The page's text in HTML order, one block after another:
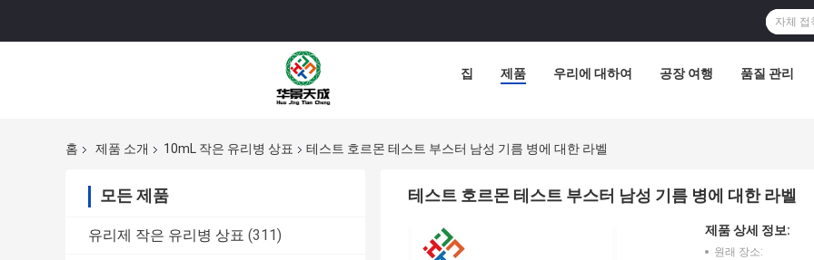
집 제품 우리에 대하여 공장 여행 품질 관리
홈 제품 소개 10mL 작은 유리병 상표 테스트 호르몬 테스트 부스터 남성 기름 병에 대한 라벨
모든 제품
유리제 작은 유리병 상표 (311)
테스트 호르몬 테스트 부스터 남성 기름 병에 대한 라벨
제품 상세 정보:
원래 장소: